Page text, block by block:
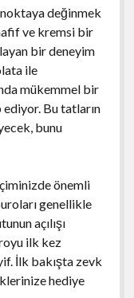
değinmek
ve kremsi bir
bir deneyim
ile
mükemmel bir
Bu tatların
bunu
önemli
genellikle
açılışı
ilk kez
İlk bakışta zevk
hediye